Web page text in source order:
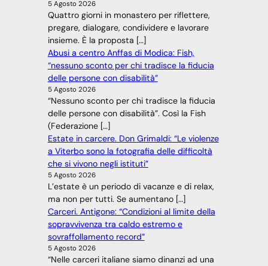
5 Agosto 2026
Quattro giorni in monastero per riflettere,
pregare, dialogare, condividere e lavorare
insieme. È la proposta […]
Abusi a centro Anffas di Modica: Fish,
“nessuno sconto per chi tradisce la fiducia
delle persone con disabilità”
5 Agosto 2026
“Nessuno sconto per chi tradisce la fiducia
delle persone con disabilità”. Così la Fish
(Federazione […]
Estate in carcere. Don Grimaldi: “Le violenze
a Viterbo sono la fotografia delle difficoltà
che si vivono negli istituti”
5 Agosto 2026
L’estate è un periodo di vacanze e di relax,
ma non per tutti. Se aumentano […]
Carceri. Antigone: “Condizioni al limite della
sopravvivenza tra caldo estremo e
sovraffollamento record”
5 Agosto 2026
“Nelle carceri italiane siamo dinanzi ad una